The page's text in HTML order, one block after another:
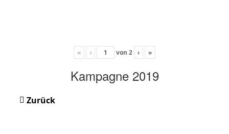
« ‹ von 2 › »
Kampagne 2019
Zurück